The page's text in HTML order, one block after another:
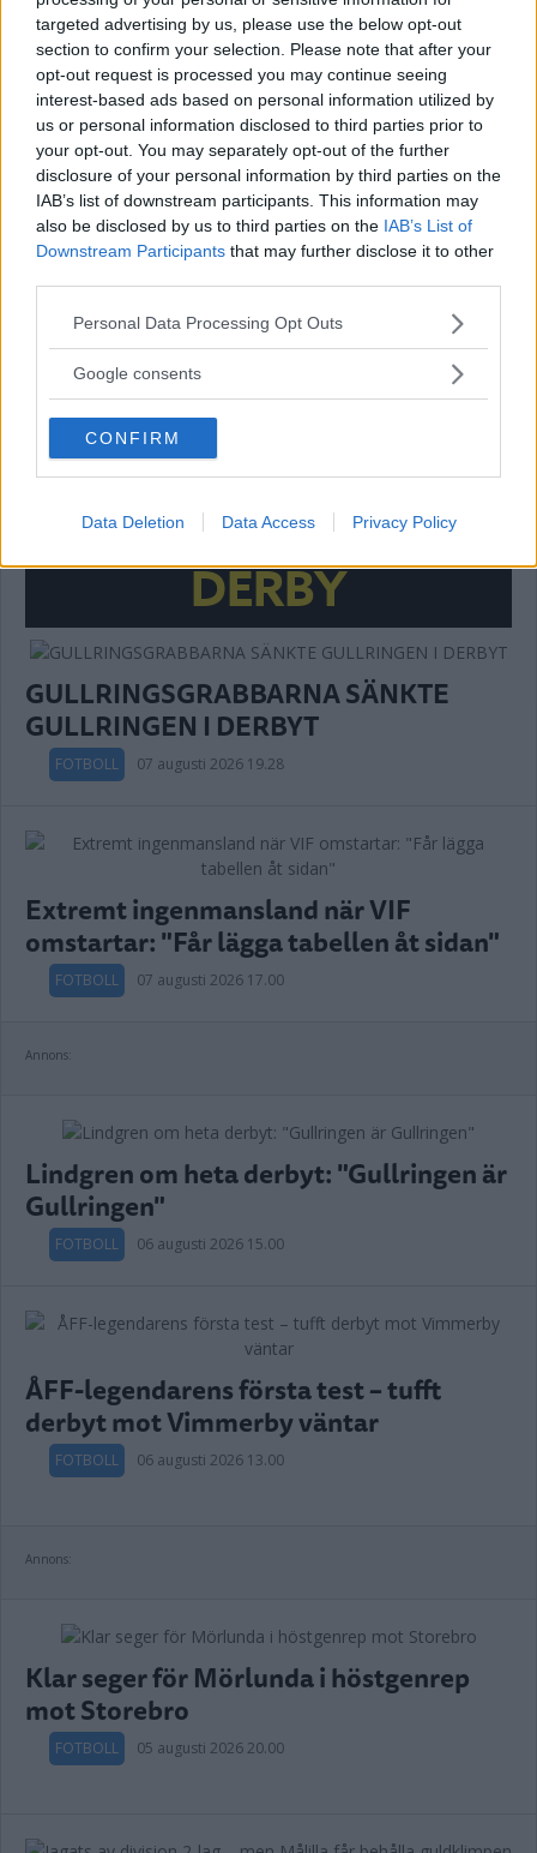
targeted advertising by us, please use the below opt-out
section to confirm your selection. Please note that after your
opt-out request is processed you may continue seeing
interest-based ads based on personal information utilized by
us or personal information disclosed to third parties prior to
your opt-out. You may separately opt-out of the further
disclosure of your personal information by third parties on the
IAB’s list of downstream participants. This information may
also be disclosed by us to third parties on the IAB’s List of
Downstream Participants that may further disclose it to other
Please note that this website/app uses one or more Google
not limited to your visit or usage behaviour. You may click to
use your data for below specified purposes in below Google
consent section.
Personal Data Processing Opt Outs
Google consents
CONFIRM
Data Deletion Data Access Privacy Policy
Annons:
Lindgren nöjd: "Nödvändigt om vi ska
kriga om seriesegern"
FOTBOLL 07 augusti 2026 20.42
VIDEO: Albin målskytt i derbyt mot
moderklubben
DERBY
GULLRINGSGRABBARNA SÄNKTE
GULLRINGEN I DERBYT
FOTBOLL 07 augusti 2026 19.28
Extremt ingenmansland när VIF
omstartar: "Får lägga tabellen åt sidan"
FOTBOLL 07 augusti 2026 17.00
Annons:
Lindgren om heta derbyt: "Gullringen är
Gullringen"
FOTBOLL 06 augusti 2026 15.00
ÅFF-legendarens första test – tufft
derbyt mot Vimmerby väntar
FOTBOLL 06 augusti 2026 13.00
Annons:
Klar seger för Mörlunda i höstgenrep
mot Storebro
FOTBOLL 05 augusti 2026 20.00